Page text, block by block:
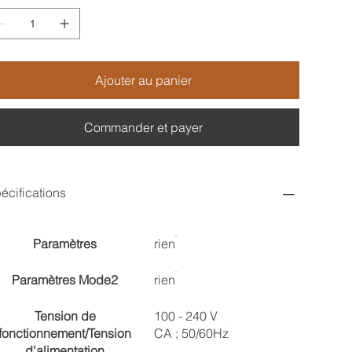
Ajouter au panier
Commander et payer
Paramètres rien
Paramètres Mode2 rien
Tension de
Tension
100 - 240 V
CA ; 50/60Hz